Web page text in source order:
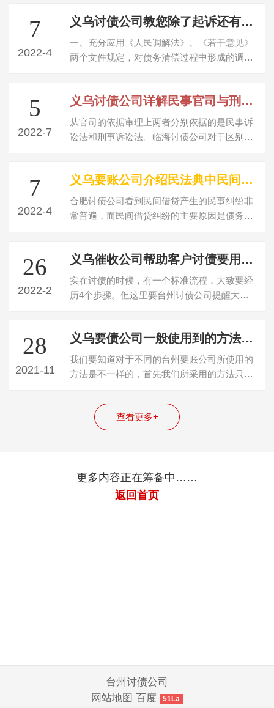
7
2022-4
义乌讨债公司教您除了起诉还有哪些方法可以讨债？
一、充分应用《人民调解法》、《若干意见》
两个文件规定，对债务清偿过程中形成的调解
5
2022-7
义乌讨债公司详解民事官司与刑事官司的区别
从官司的依据审理上两者分别依据的是民事诉
讼法和刑事诉讼法。临海讨债公司对于区别可
7
2022-4
义乌要账公司介绍民法典中民间借贷判决书多久失效
合肥讨债公司看到民间借贷产生的民事纠纷非
常普遍，而民间借贷纠纷的主要原因是债务人
26
2022-2
义乌催收公司帮助客户讨债要用什么方法
实在讨债的时候，有一个标准流程，大致要经
历4个步骤。但这里要台州讨债公司提醒大
28
2021-11
义乌要债公司一般使用到的方法都有哪些？
我们要知道对于不同的台州要账公司所使用的
方法是不一样的，首先我们所采用的方法只要
查看更多+
更多内容正在筹备中……
返回首页
台州讨债公司
网站地图 百度 51La